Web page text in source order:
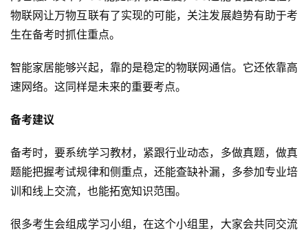
物联网让万物互联有了实现的可能，关注发展趋势有助于考
生在备考时抓住重点。
智能家居能够兴起，靠的是稳定的物联网通信。它还依靠高
速网络。这同样是未来的重要考点。
备考建议
备考时，要系统学习教材，紧跟行业动态，多做真题，做真
题能把握考试规律和侧重点，还能查缺补漏，多参加专业培
训和线上交流，也能拓宽知识范围。
很多考生会组成学习小组，在这个小组里，大家会共同交流